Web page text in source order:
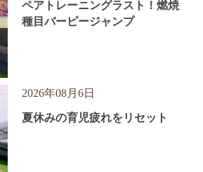
ペアトレーニングラスト！燃焼
種目バーピージャンプ
2026年08月6日
夏休みの育児疲れをリセット